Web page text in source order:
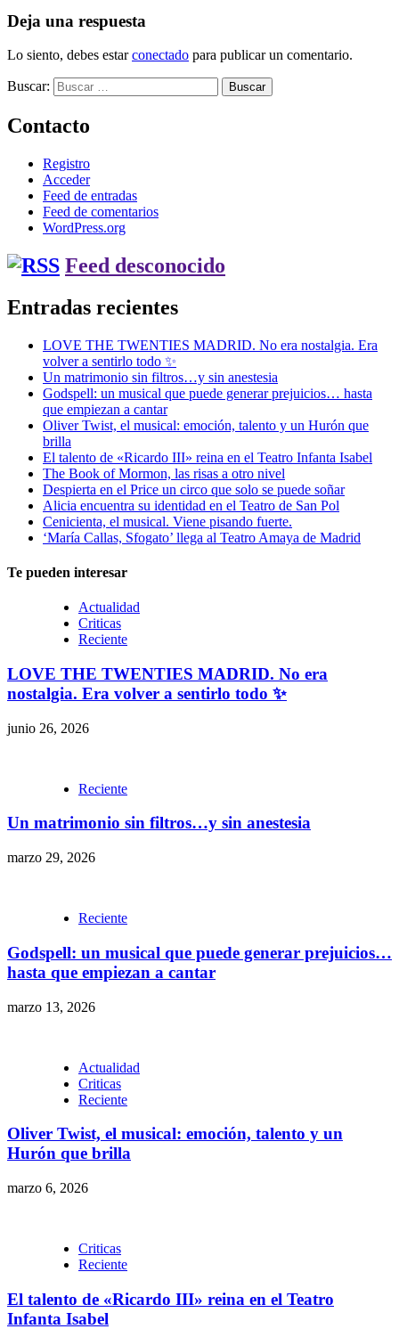
Deja una respuesta
Lo siento, debes estarconectado para publicar un comentario.
Buscar:
Contacto
Registro
Acceder
Feed de entradas
Feed de comentarios
WordPress.org
Feed desconocido
Entradas recientes
LOVE THE TWENTIES MADRID. No era nostalgia. Era
volver a sentirlo todo ✨
Un matrimonio sin filtros…y sin anestesia
Godspell: un musical que puede generar prejuicios… hasta
que empiezan a cantar
Oliver Twist, el musical: emoción, talento y un Hurón que
brilla
El talento de «Ricardo III» reina en el Teatro Infanta Isabel
The Book of Mormon, las risas a otro nivel
Despierta en el Price un circo que solo se puede soñar
Alicia encuentra su identidad en el Teatro de San Pol
Cenicienta, el musical. Viene pisando fuerte.
‘María Callas, Sfogato’ llega al Teatro Amaya de Madrid
Te pueden interesar
Actualidad
Criticas
Reciente
LOVE THE TWENTIES MADRID. No era
nostalgia. Era volver a sentirlo todo ✨
junio 26, 2026
Reciente
Un matrimonio sin filtros…y sin anestesia
marzo 29, 2026
Reciente
Godspell: un musical que puede generar prejuicios…
hasta que empiezan a cantar
marzo 13, 2026
Actualidad
Criticas
Reciente
Oliver Twist, el musical: emoción, talento y un
Hurón que brilla
marzo 6, 2026
Criticas
Reciente
El talento de «Ricardo III» reina en el Teatro
Infanta Isabel